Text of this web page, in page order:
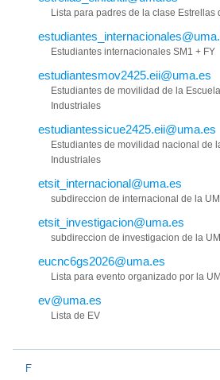
Lista para padres de la clase Estrellas
Estudiantes internacionales SM1 + FY
estudiantesmov2425.eii@uma.es
Estudiantes de movilidad de la
Industriales
estudiantessicue2425.eii@uma.es
Estudiantes de movilidad nacional de
Industriales
etsit_internacional@uma.es
subdireccion de internacional de la
etsit_investigacion@uma.es
subdireccion de investigacion de la
eucnc6gs2026@uma.es
Lista para evento organizado por la
ev@uma.es
Lista de EV
F